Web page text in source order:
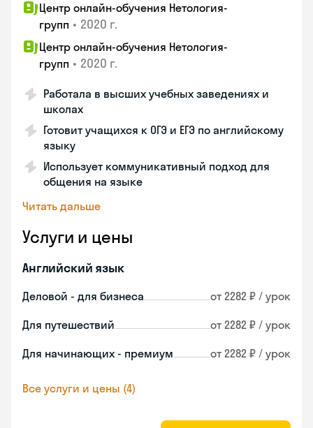
Центр онлайн-обучения Нетология-
групп • 2020 г.
Центр онлайн-обучения Нетология-
групп • 2020 г.
Работала в высших учебных заведениях и
школах
Готовит учащихся к ОГЭ и ЕГЭ по английскому
языку
Использует коммуникативный подход для
общения на языке
Читать дальше
Услуги и цены
Английский язык
Деловой - для бизнеса от 2282 ₽ / урок
Для путешествий от 2282 ₽ / урок
Для начинающих - премиум от 2282 ₽ / урок
Все услуги и цены (4)